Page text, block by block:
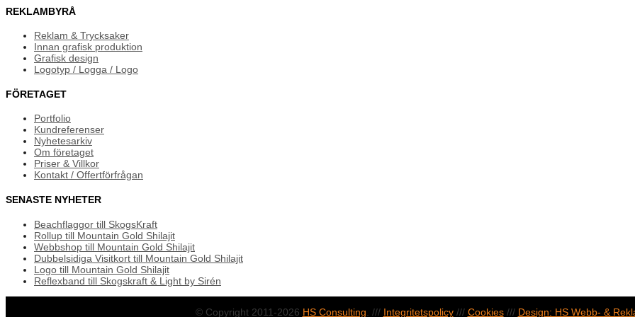
REKLAMBYRÅ
Reklam & Trycksaker
Innan grafisk produktion
Grafisk design
Logotyp / Logga / Logo
FÖRETAGET
Portfolio
Kundreferenser
Nyhetesarkiv
Om företaget
Priser & Villkor
Kontakt / Offertförfrågan
SENASTE NYHETER
Beachflaggor till SkogsKraft
Rollup till Mountain Gold Shilajit
Webbshop till Mountain Gold Shilajit
Dubbelsidiga Visitkort till Mountain Gold Shilajit
Logo till Mountain Gold Shilajit
Reflexband till Skogskraft & Light by Sirén
© Copyright 2011-2026 HS Consulting . /// Integritetspolicy/// Cookies/// Design: HS Webb- &